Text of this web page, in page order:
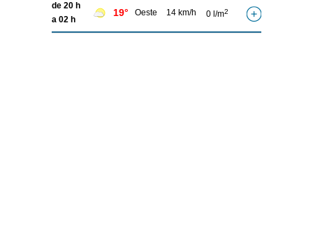
de 20 h
a 02 h
19° Oeste 14 km/h 0 l/m2